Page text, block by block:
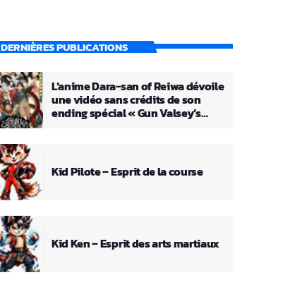
DERNIÈRES PUBLICATIONS
L’anime Dara-san of Reiwa dévoile
une vidéo sans crédits de son
ending spécial « Gun Valsey’s
Kid Pilote – Esprit de la course
Kid Ken – Esprit des arts martiaux